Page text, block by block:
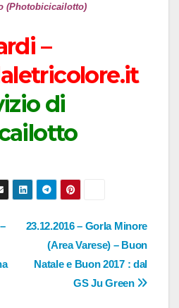
(Photobicicailotto)
–
di
23.12.2016 – Gorla Minore
(Area Varese) – Buon
Natale e Buon 2017 : dal
GS Ju Green